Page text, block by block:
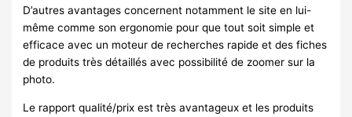
D’autres avantages concernent notamment le site en lui-
même comme son ergonomie pour que tout soit simple et
efficace avec un moteur de recherches rapide et des fiches
de produits très détaillés avec possibilité de zoomer sur la
photo.
Le rapport qualité/prix est très avantageux et les produits